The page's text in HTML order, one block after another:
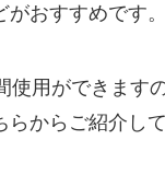
おすすめです。
使用ができます
からご紹介して